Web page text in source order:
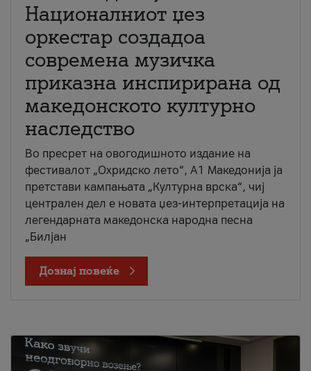
Националниот џез
оркестар создадоа
современа музичка
приказна инспирирана од
македонското културно
наследство
Во пресрет на овогодишното издание на
фестивалот „Охридско лето“, А1 Македонија ја
претстави кампањата „Културна врска“, чиј
централен дел е новата џез-интерпретација на
легендарната македонска народна песна
„Билјан
Дознај повеќе